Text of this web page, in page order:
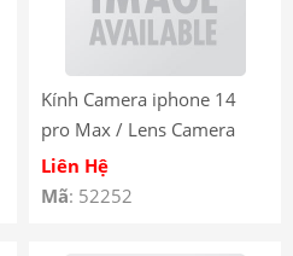
Kính Camera iphone 14
pro Max / Lens Camera
Iphone 14 Pro Max / Mắt
Camera Iphone 14 Pro Max
Liên Hệ
Mã: 52252